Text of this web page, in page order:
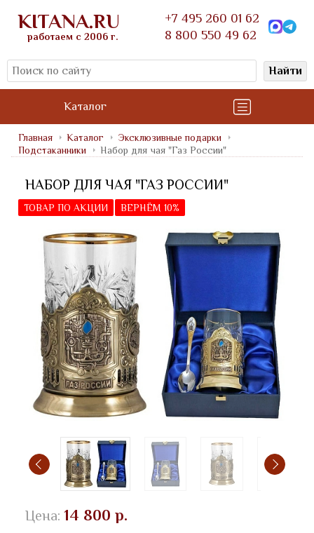
KITANA.RU
работаем с 2006 г.
+7 495 260 01 62
8 800 550 49 62
Найти
Каталог
Главная Каталог
Эксклюзивные подарки
Подстаканники
Набор для чая "Газ России"
НАБОР ДЛЯ ЧАЯ "ГАЗ РОССИИ"
ТОВАР ПО АКЦИИ ВЕРНЁМ 10%
Цена: 14 800 р.